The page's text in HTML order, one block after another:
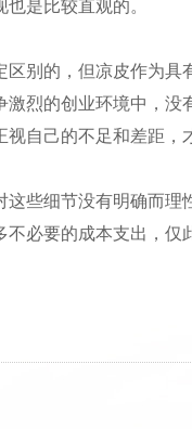
是比较直观的。
的，但凉皮作为具
烈的创业环境中，
自己的不足和差距，
细节没有明确而理
必要的成本支出，